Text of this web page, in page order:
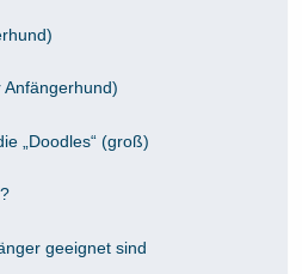
„Doodles“ (groß)
geeignet sind